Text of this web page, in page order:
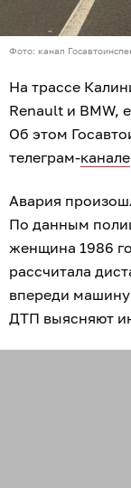
Фото: канал
На трассе
Renault и BMW,
Об этом
телеграм-канале
Авария
По данным
женщина 1986
рассчитала
впереди машину
ДТП выясняют